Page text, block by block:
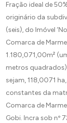
Fração ideal de
originário da
(seis), do Imóvel
Comarca de
1.180,071,00m²
metros
sejam, 118,0071
constantes da
Comarca de
Gobi. Incra sob nº